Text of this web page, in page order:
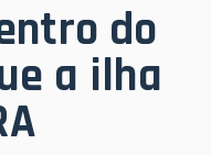
do
a ilha